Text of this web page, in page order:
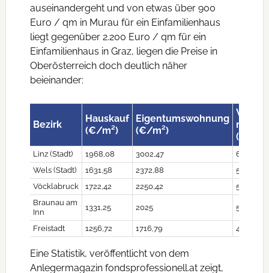
auseinandergeht und von etwas über 900
Euro / qm in Murau für ein Einfamilienhaus
liegt gegenüber 2.200 Euro / qm für ein
Einfamilienhaus in Graz, liegen die Preise in
Oberösterreich doch deutlich näher
beieinander:
Bezirk
Hauskauf
(€/m²)
Eigentumswohnung
(€/m²)
mieten
(€/m²)
Linz (Stadt) 1968,08 3002,47
6,85
Wels (Stadt)
1631,58 2372,88
5,05
Vöcklabruck
1722,42 2250,42
5,42
Braunau am
Inn
1331,25 2025 5
Freistadt 1256,72 1716,79 4,8
Eine Statistik, veröffentlicht von dem
Anlegermagazin fondsprofessionell.at zeigt,